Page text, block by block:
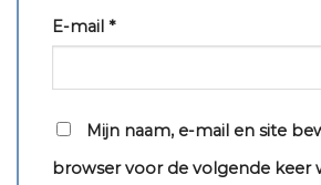
E-mail *
Mijn naam, e-mail en site
browser voor de volgende keer